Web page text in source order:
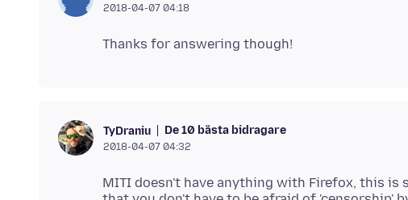
2018-04-07 04:18
TyDraniu De 10 bästa bidragare
2018-04-07 04:32
MITI doesn't have anything with Firefox, this is